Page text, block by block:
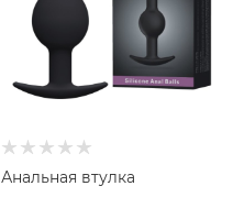
Анальная втулка